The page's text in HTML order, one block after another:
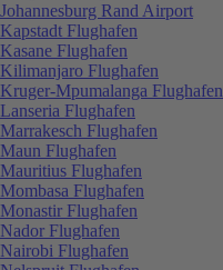
Johannesburg Rand Airport
Kapstadt Flughafen
Kasane Flughafen
Kilimanjaro Flughafen
Kruger-Mpumalanga Flughafen
Lanseria Flughafen
Marrakesch Flughafen
Maun Flughafen
Mauritius Flughafen
Mombasa Flughafen
Monastir Flughafen
Nador Flughafen
Nairobi Flughafen